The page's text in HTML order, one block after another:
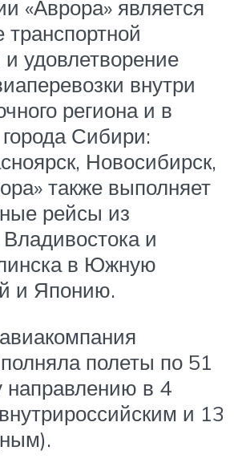
«Аврора» является
транспортной
и удовлетворение
внутри
региона и в
Сибири:
Новосибирск,
также выполняет
рейсы из
и
в Южную
и Японию.
полеты по 51
направлению в 4
и 13